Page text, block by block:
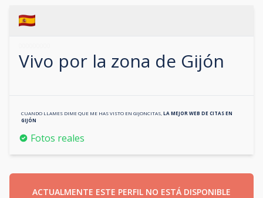
Vivo por la zona de Gijón
CUANDO LLAMES DIME QUE ME HAS VISTO EN GIJONCITAS LA MEJOR WEB DE CITAS EN
GIJÓN
Fotos reales
ACTUALMENTE ESTE PERFIL NO ESTÁ DISPONIBLE